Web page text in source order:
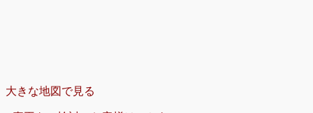
大きな地図で見る